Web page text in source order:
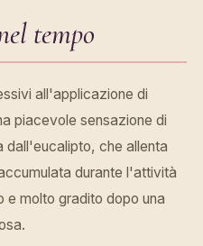
tempo
all'applicazione di
piacevole sensazione di
che allenta
durante l'attività
e molto gradito dopo una